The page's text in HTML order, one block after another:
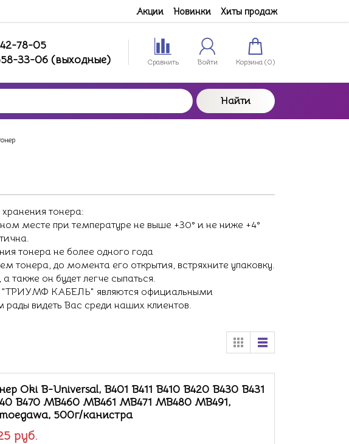
Акции Новинки Хиты продаж
78-05
33-06 (выходные)
Сравнить Войти Корзина (0)
Найти
тонера:
месте при температуре не выше +30° и не ниже +4°
тонера не более одного года
тонера, до момента его открытия, встряхните упаковку.
также он будет легче сыпаться.
КАБЕЛЬ" являются официальными
видеть Вас среди наших клиентов.
руб.
Oki B-Universal, B401 B411 B410 B420 B430 B431
B470 MB460 MB461 MB471 MB480 MB491,
500г/канистра